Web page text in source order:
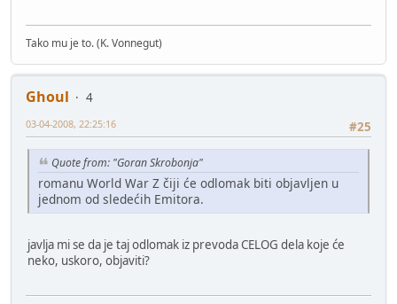
Tako mu je to. (K. Vonnegut)
Ghoul
4
#25
03-04-2008, 22:25:16
Quote from: "Goran Skrobonja"
romanu World War Z čiji će odlomak biti objavljen u
jednom od sledećih Emitora.
javlja mi se da je taj odlomak iz prevoda CELOG dela koje će
neko, uskoro, objaviti?